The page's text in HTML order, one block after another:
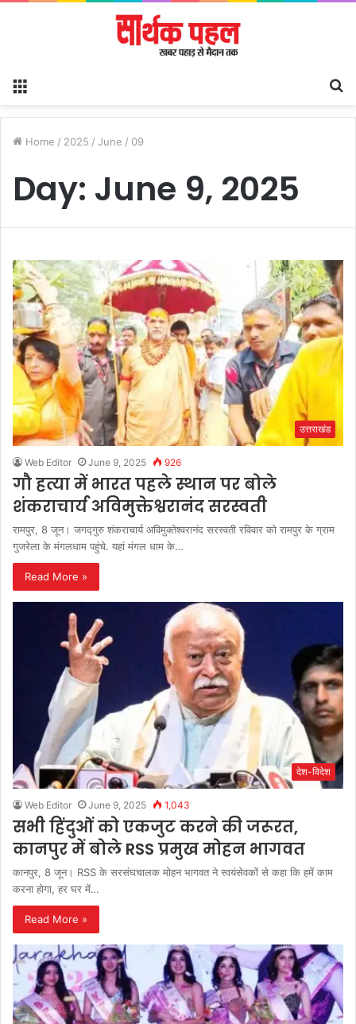
Home / 2025 / June / 09
Day: June 9, 2025
उत्तराखंड
Web Editor June 9, 2025 926
गौ हत्या में भारत पहले स्थान पर बोले
शंकराचार्य अविमुक्तेश्वरानंद सरस्वती
रामपुर, 8 जून। जगद्गुरु शंकराचार्य अविमुक्तेश्वरानंद सरस्वती रविवार को रामपुर के ग्राम
गुजरेला के मंगलधाम पहुंचे. यहां मंगल धाम के…
Read More »
देश-विदेश
Web Editor June 9, 2025 1,043
सभी हिंदुओं को एकजुट करने की जरूरत,
कानपुर में बोले RSS प्रमुख मोहन भागवत
कानपुर, 8 जून। RSS के सरसंघचालक मोहन भागवत ने स्वयंसेवकों से कहा कि हमें काम
करना होगा, हर घर में…
Read More »